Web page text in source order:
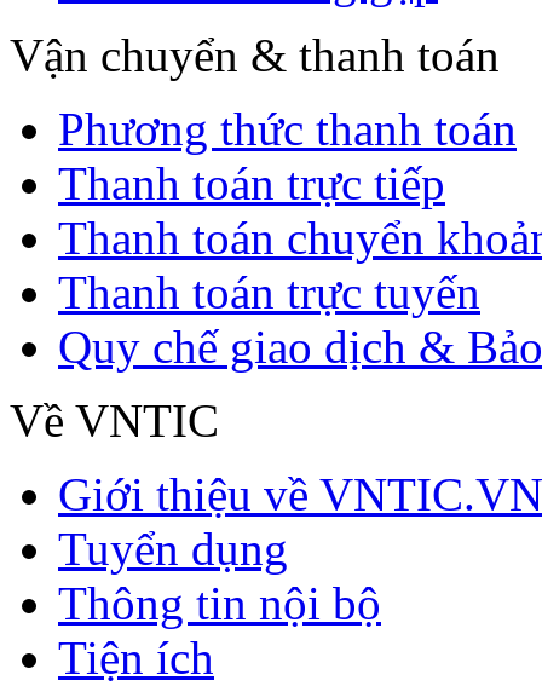
Vận chuyển & thanh toán
Phương thức thanh toán
Thanh toán trực tiếp
Thanh toán chuyển
Thanh toán trực tuyến
Quy chế giao dịch &
Về VNTIC
Giới thiệu về VNTIC.VN
Tuyển dụng
Thông tin nội bộ
Tiện ích